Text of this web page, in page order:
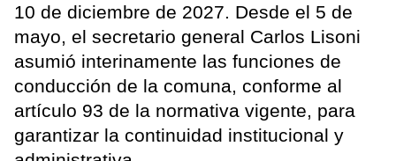
10 de diciembre de 2027. Desde el 5 de
mayo, el secretario general Carlos Lisoni
asumió interinamente las funciones de
conducción de la comuna, conforme al
artículo 93 de la normativa vigente, para
garantizar la continuidad institucional y